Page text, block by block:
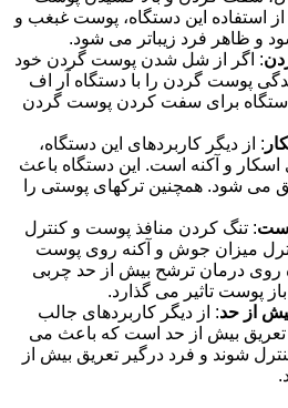
استفاده این دستگاه، پوست غبغب و
و ظاهر فرد زیباتر می شود.
: اگر از شل شدن پوست گردن خود
پوست گردن را با دستگاه آر اف
دستگاه برای سفت کردن پوست گردن
: از دیگر کاربردهای این دستگاه،
و آکنه است. این دستگاه باعث
می شود. همچنین ترکهای پوستی را
: تنگ کردن منافذ پوست و کنترل
میزان جوش و آکنه روی پوست
روی درمان ترشح بیش از حد چربی
پوست تاثیر می گذارد.
از حد: از دیگر کاربردهای جالب
تعریق بیش از حد است که باعث می
شوند و فرد درگیر تعریق بیش از